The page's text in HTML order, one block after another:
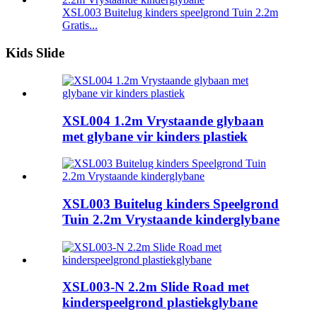
XSL003 Buitelug kinders speelgrond Tuin 2.2m
Gratis...
Kids Slide
XSL004 1.2m Vrystaande glybaan
met glybane vir kinders plastiek
XSL003 Buitelug kinders Speelgrond
Tuin 2.2m Vrystaande kinderglybane
XSL003-N 2.2m Slide Road met
kinderspeelgrond plastiekglybane